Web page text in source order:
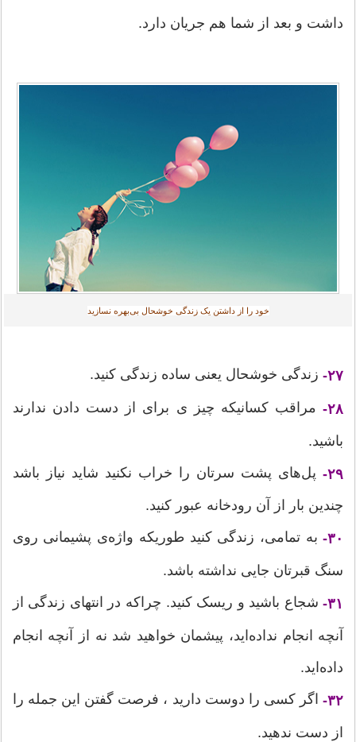
داشت و بعد از شما هم جریان دارد.
خود را از داشتن یک زندگی خوشحال بی‌بهره نسازید‎
۲۷- زندگی خوشحال یعنی ساده زندگی کنید.
۲۸- مراقب کسانیکه چیز ی برای از دست دادن ندارند
باشید.
۲۹- پل‌های پشت سرتان را خراب نکنید شاید نیاز باشد
چندین بار از آن رودخانه عبور کنید.
۳۰- به تمامی‌، زندگی کنید طوریکه واژه‌ی پشیمانی روی
سنگ قبرتان جایی نداشته باشد.
۳۱- شجاع باشید و ریسک کنید. چراکه در انتهای زندگی از
آنچه انجام نداده‌اید، پیشمان خواهید شد نه از آنچه انجام
داده‌اید.
۳۲- اگر کسی را دوست دارید ، فرصت گفتن این جمله را
از دست ندهید.